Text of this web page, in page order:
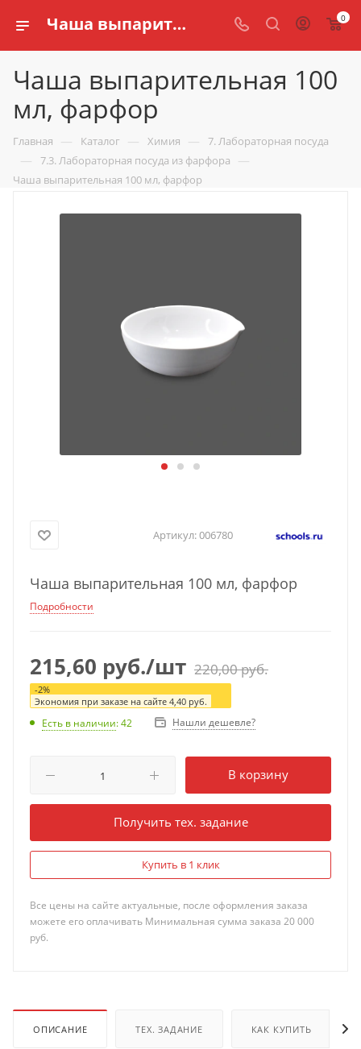
Чаша выпарительная 100 мл, фарфор купить по доступной цене в интернет магазине schools.ru 0
Чаша выпарительная 100
мл, фарфор
Главная — Каталог — Химия — 7. Лабораторная посуда
— 7.3. Лабораторная посуда из фарфора —
Чаша выпарительная 100 мл, фарфор
Артикул:006780
Чаша выпарительная 100 мл, фарфор
Подробности
215,60 руб./шт 220,00руб.
-2%
Экономия при заказе на сайте 4,40 руб.
Есть в наличии: 42 Нашли дешевле?
В корзину
Получить тех. задание
Купить в 1 клик
Все цены на сайте актуальные, после оформления заказа
можете его оплачивать Минимальная сумма заказа 20 000
руб.
ОПИСАНИЕ ТЕХ. ЗАДАНИЕ КАК КУПИТЬ